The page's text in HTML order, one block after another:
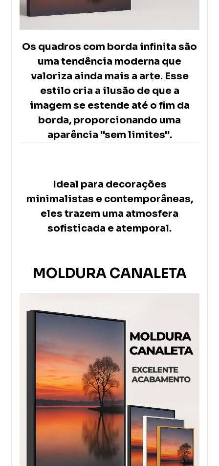
Os quadros com borda infinita são
uma tendência moderna que
valoriza ainda mais a arte. Esse
estilo cria a ilusão de que a
imagem se estende até o fim da
borda, proporcionando uma
aparência "sem limites".
Ideal para decorações
minimalistas e contemporâneas,
eles trazem uma atmosfera
sofisticada e atemporal.
MOLDURA CANALETA